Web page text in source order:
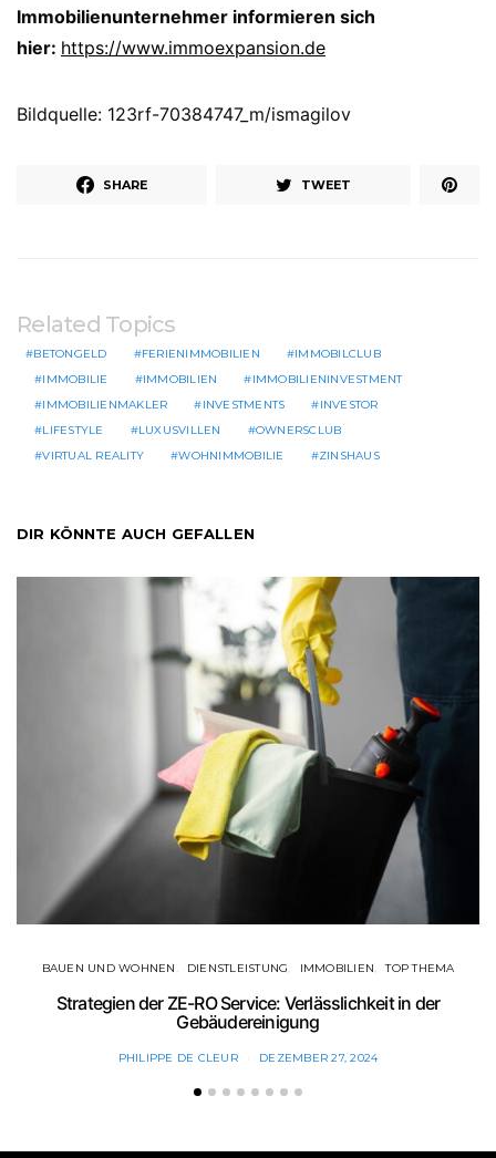
Immobilienunternehmer informieren sich
hier: https://www.immoexpansion.de
Bildquelle: 123rf-70384747_m/ismagilov
SHARE TWEET
Related Topics
BETONGELD FERIENIMMOBILIEN
IMMOBILCLUB
IMMOBILIE
IMMOBILIEN
IMMOBILIENINVESTMENT
IMMOBILIENMAKLER
INVESTMENTS
INVESTOR
LIFESTYLE
LUXUSVILLEN
OWNERSCLUB
VIRTUAL REALITY
WOHNIMMOBILIE ZINSHAUS
DIR KÖNNTE AUCH GEFALLEN
BAUEN UND WOHNEN DIENSTLEISTUNG IMMOBILIEN TOP THEMA
Strategien der ZE-RO Service: Verlässlichkeit in der
Gebäudereinigung
PHILIPPE DE CLEUR DEZEMBER 27, 2024